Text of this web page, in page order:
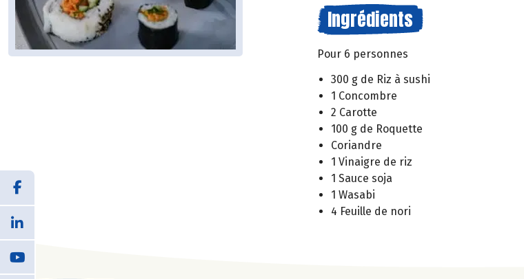
Ingrédients
Pour 6 personnes
300 g de Riz à sushi
1 Concombre
2 Carotte
100 g de Roquette
Coriandre
1 Vinaigre de riz
1 Sauce soja
1 Wasabi
4 Feuille de nori